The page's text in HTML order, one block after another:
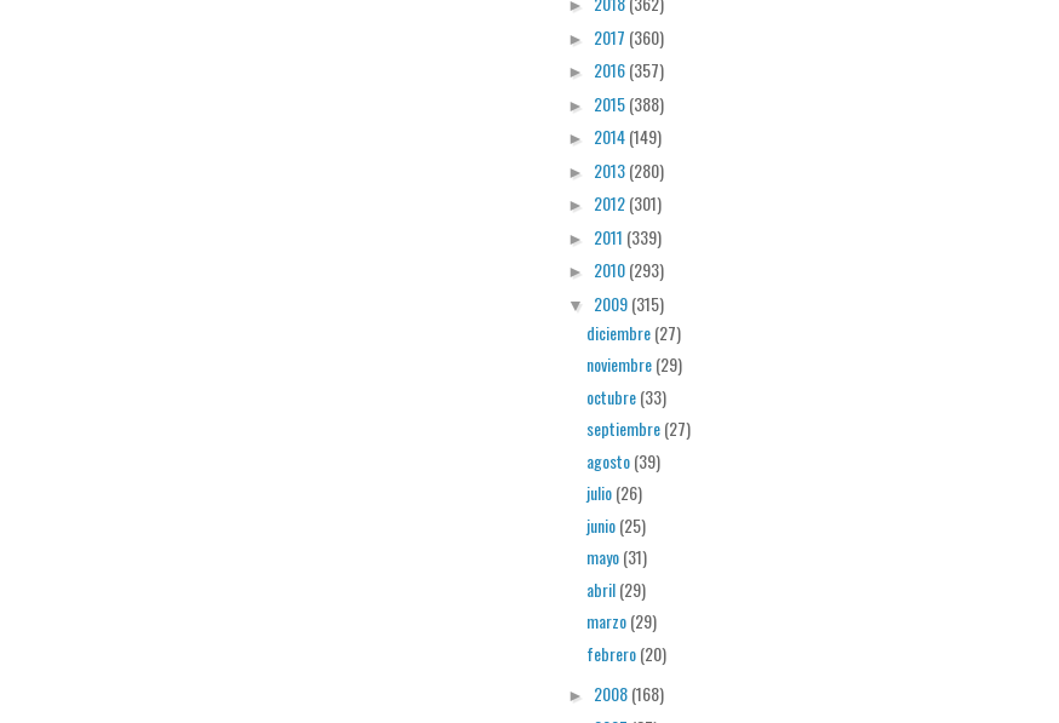
►
► 2017 (360)
► 2016(357)
► 2015(388)
► 2014(149)
► 2013(280)
► 2012(301)
► 2011 (339)
► 2010(293)
▼ 2009(315)
diciembre(27)
noviembre(29)
octubre(33)
septiembre(27)
agosto(39)
julio(26)
junio(25)
mayo(31)
abril(29)
marzo(29)
febrero(20)
► 2008(168)